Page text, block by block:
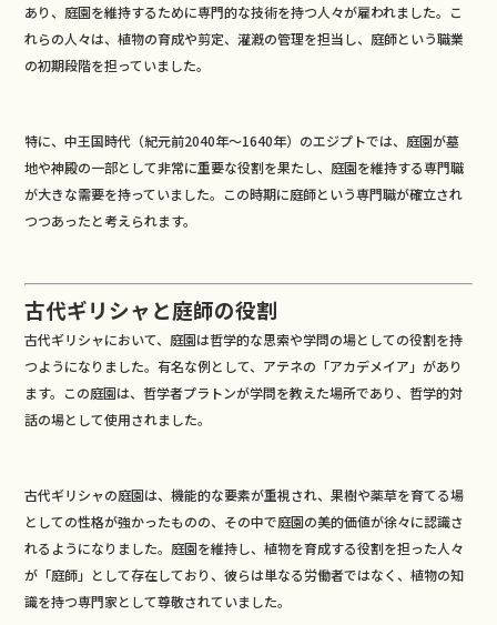
あり、庭園を維持するために専門的な技術を持つ人々が雇われました。こ
れらの人々は、植物の育成や剪定、灌漑の管理を担当し、庭師という職業
の初期段階を担っていました。
特に、中王国時代（紀元前2040年～1640年）のエジプトでは、庭園が墓
地や神殿の一部として非常に重要な役割を果たし、庭園を維持する専門職
が大きな需要を持っていました。この時期に庭師という専門職が確立され
つつあったと考えられます。
古代ギリシャと庭師の役割
古代ギリシャにおいて、庭園は哲学的な思索や学問の場としての役割を持
つようになりました。有名な例として、アテネの「アカデメイア」があり
ます。この庭園は、哲学者プラトンが学問を教えた場所であり、哲学的対
話の場として使用されました。
古代ギリシャの庭園は、機能的な要素が重視され、果樹や薬草を育てる場
としての性格が強かったものの、その中で庭園の美的価値が徐々に認識さ
れるようになりました。庭園を維持し、植物を育成する役割を担った人々
が「庭師」として存在しており、彼らは単なる労働者ではなく、植物の知
識を持つ専門家として尊敬されていました。